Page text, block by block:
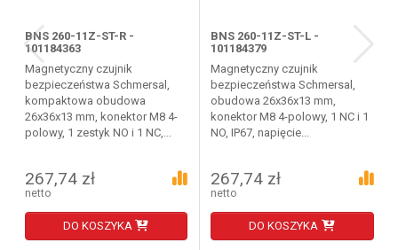
BNS 260-11Z-ST-R -
101184363
Magnetyczny czujnik
bezpieczeństwa Schmersal,
kompaktowa obudowa
26x36x13 mm, konektor M8 4-
polowy, 1 zestyk NO i 1 NC,...
267,74 zł
netto
DO KOSZYKA
BNS 260-11Z-ST-L -
101184379
Magnetyczny czujnik
bezpieczeństwa Schmersal,
obudowa 26x36x13 mm,
konektor M8 4-polowy, 1 NC i 1
NO, IP67, napięcie...
267,74 zł
netto
DO KOSZYKA